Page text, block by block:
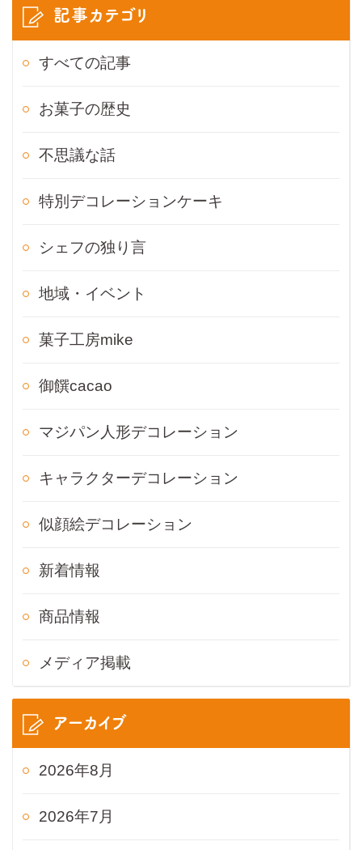
記事カテゴリ
すべての記事
お菓子の歴史
不思議な話
特別デコレーションケーキ
シェフの独り言
地域・イベント
菓子工房mike
御饌cacao
マジパン人形デコレーション
キャラクターデコレーション
似顔絵デコレーション
新着情報
商品情報
メディア掲載
アーカイブ
2026年8月
2026年7月